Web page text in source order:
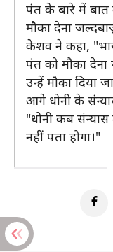
पंत के बारे में
मौका देना
केशव ने कहा,
पंत को मौका देना
उन्हें मौका दिया
आगे धोनी के
"धोनी कब
नहीं पता होगा।"